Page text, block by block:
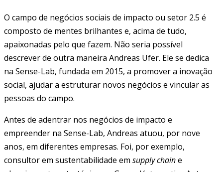
O campo de negócios sociais de impacto ou setor 2.5 é
composto de mentes brilhantes e, acima de tudo,
apaixonadas pelo que fazem. Não seria possível
descrever de outra maneira Andreas Ufer. Ele se dedica
na Sense-Lab, fundada em 2015, a promover a inovação
social, ajudar a estruturar novos negócios e vincular as
pessoas do campo.
Antes de adentrar nos negócios de impacto e
empreender na Sense-Lab, Andreas atuou, por nove
anos, em diferentes empresas. Foi, por exemplo,
consultor em sustentabilidade em supply chaine